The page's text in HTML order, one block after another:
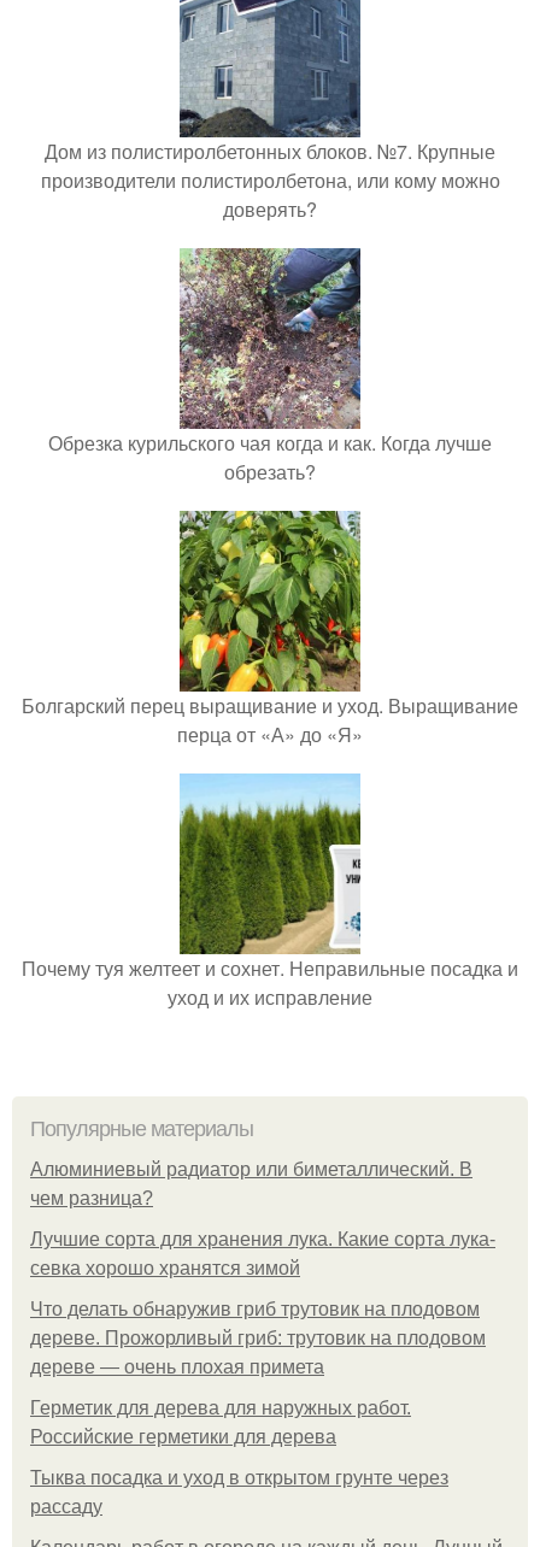
Дом из полистиролбетонных блоков. №7. Крупные
производители полистиролбетона, или кому можно
доверять?
Обрезка курильского чая когда и как. Когда лучше
обрезать?
Болгарский перец выращивание и уход. Выращивание
перца от «А» до «Я»
Почему туя желтеет и сохнет. Неправильные посадка и
уход и их исправление
Популярные материалы
Алюминиевый радиатор или биметаллический. В
чем разница?
Лучшие сорта для хранения лука. Какие сорта лука-
севка хорошо хранятся зимой
Что делать обнаружив гриб трутовик на плодовом
дереве. Прожорливый гриб: трутовик на плодовом
дереве — очень плохая примета
Герметик для дерева для наружных работ.
Российские герметики для дерева
Тыква посадка и уход в открытом грунте через
рассаду